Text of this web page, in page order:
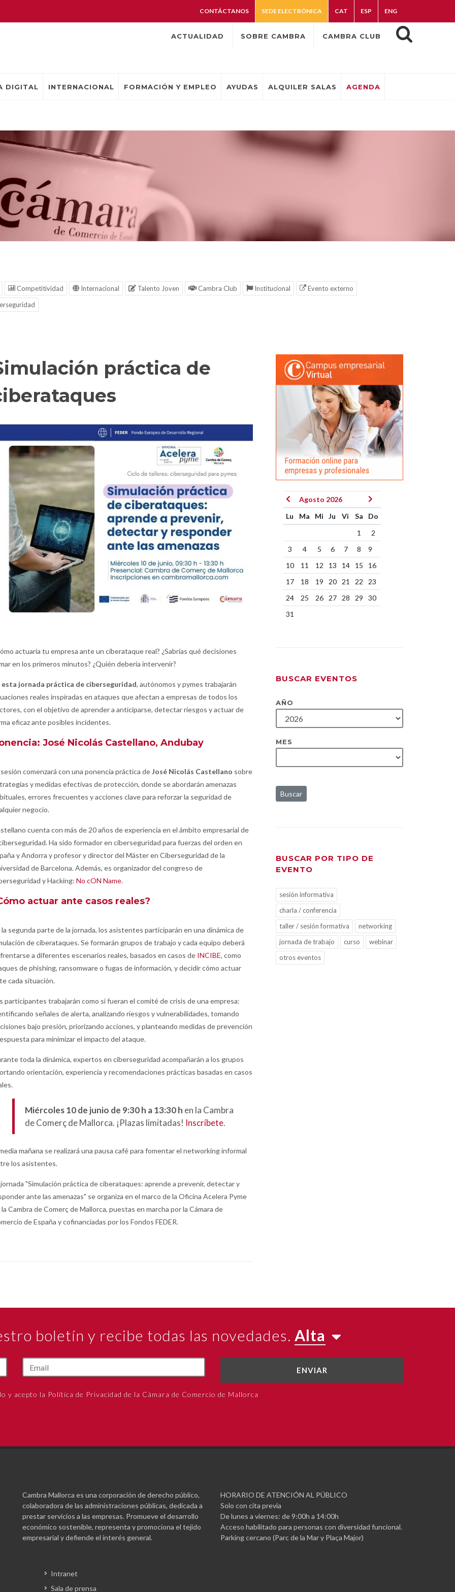
CONTÁCTANOS SEDE ELECTRÓNICA CAT ESP ENG
ACTUALIDAD SOBRE CAMBRA CAMBRA CLUB
DIGITAL INTERNACIONAL FORMACIÓN Y EMPLEO AYUDAS ALQUILER SALAS AGENDA
Competitividad Internacional Talento Joven Cambra Club Institucional
Evento externo
práctica de
actuaría tu empresa ante un ciberataque real? ¿Sabrías qué decisiones
en los primeros minutos? ¿Quién debería intervenir?
esta jornada práctica de ciberseguridad, autónomos y pymes trabajarán
reales inspiradas en ataques que afectan a empresas de todos los
con el objetivo de aprender a anticiparse, detectar riesgos y actuar de
eficaz ante posibles incidentes.
José Nicolás Castellano, Andubay
sesión comenzará con una ponencia práctica deJosé Nicolás Castellano sobre
y medidas efectivas de protección, donde se abordarán amenazas
errores frecuentes y acciones clave para reforzar la seguridad de
negocio.
cuenta con más de 20 años de experiencia en el ámbito empresarial de
Ha sido formador en ciberseguridad para fuerzas del orden en
y Andorra y profesor y director del Máster en Ciberseguridad de la
de Barcelona. Además, es organizador del congreso de
y Hacking: No cON Name.
actuar ante casos reales?
la segunda parte de la jornada, los asistentes participarán en una dinámica de
de ciberataques. Se formarán grupos de trabajo y cada equipo deberá
a diferentes escenarios reales, basados en casos de INCIBE, como
de phishing, ransomware o fugas de información, y decidir cómo actuar
cada situación.
participantes trabajarán como si fueran el comité de crisis de una empresa:
señales de alerta, analizando riesgos y vulnerabilidades, tomando
bajo presión, priorizando acciones, y planteando medidas de prevención
para minimizar el impacto del ataque.
toda la dinámica, expertos en ciberseguridad acompañarán a los grupos
orientación, experiencia y recomendaciones prácticas basadas en casos
Miércoles 10 de junio de 9:30 h a 13:30 h en la Cambra
de Comerç de Mallorca. ¡Plazas limitadas! Inscríbete.
mañana se realizará una pausa café para fomentar el networking informal
los asistentes.
jornada "Simulación práctica de ciberataques: aprende a prevenir, detectar y
ante las amenazas" se organiza en el marco de la Oficina Acelera Pyme
Cambra de Comerç de Mallorca, puestas en marcha por la Cámara de
de España y cofinanciadas por los Fondos FEDER.
Agosto 2026
Lu
Ma Mi Ju Vi Sa
Do
1
2
3
4 5 6 7 8
9
10
11 12 13 14 15
16
17
18 19 20 21 22
23
24
25 26 27 28 29
30
31
BUSCAR EVENTOS
AÑO
MES
Buscar
BUSCAR POR TIPO DE
EVENTO
sesión informativa
charla / conferencia
taller / sesión formativa
networking
jornada de trabajo
curso
webinar
otros eventos
boletín y recibe todas las novedades. Alta
ENVIAR
y acepto la Política de Privacidad de la Cámara de Comercio de Mallorca
Cambra Mallorca es una corporación de derecho público,
colaboradora de las administraciones públicas, dedicada a
prestar servicios a las empresas. Promueve el desarrollo
económico sostenible, representa y promociona el tejido
empresarial y defiende el interés general.
Intranet
Sala de prensa
HORARIO DE ATENCIÓN AL PÚBLICO
Solo con cita previa
De lunes a viernes: de 9:00h a 14:00h
Acceso habilitado para personas con diversidad funcional.
Parking cercano (Parc de la Mar y Plaça Major)